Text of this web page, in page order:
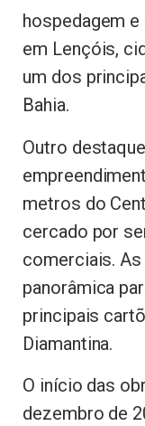
hospedagem
em Lençóis,
um dos
Bahia.
Outro
metros do
cercado por
comerciais.
panorâmica
principais
Diamantina.
O início das
dezembro de